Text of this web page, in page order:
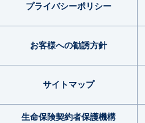
プライバシーポリシー
お客様への勧誘方針
サイトマップ
生命保険契約者保護機構